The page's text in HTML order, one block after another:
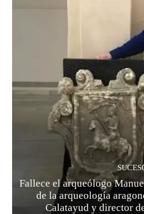
Fallece el arqueólogo
de la arqueología
Calatayud y director